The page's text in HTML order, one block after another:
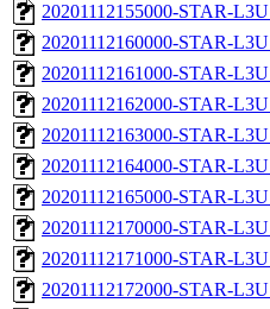
20201112155000-STAR-
20201112160000-STAR-
20201112161000-STAR-
20201112162000-STAR-
20201112163000-STAR-
20201112164000-STAR-
20201112165000-STAR-
20201112170000-STAR-
20201112171000-STAR-
20201112172000-STAR-